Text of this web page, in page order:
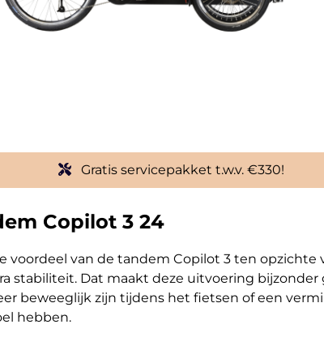
Gratis servicepakket t.w.v. €330!
Copilot 3 24
voordeel van de tandem Copilot 3 ten opzichte
stabiliteit. Dat maakt deze uitvoering bijzonder
beweeglijk zijn tijdens het fietsen of een
hebben.